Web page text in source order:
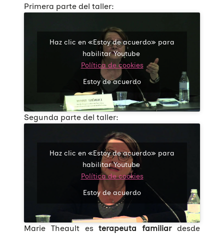
Primera parte del taller:
Haz clic en «Estoy de acuerdo» para
habilitar Youtube
Política de cookies
Estoy de acuerdo
Segunda parte del taller:
Haz clic en «Estoy de acuerdo» para
habilitar Youtube
Política de cookies
Estoy de acuerdo
Marie Theault esterapeuta familiardesde